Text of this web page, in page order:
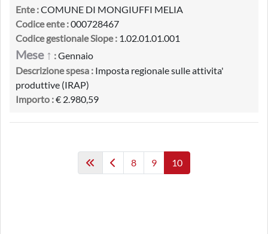
Ente :COMUNE DI MONGIUFFI MELIA
Codice ente :000728467
Codice gestionale Siope : 1.02.01.01.001
Mese ↑ :Gennaio
Descrizione spesa : Imposta regionale sulle attivita'
produttive (IRAP)
Importo :€ 2.980,59
8 9 10